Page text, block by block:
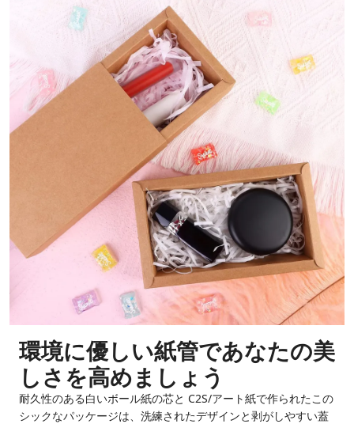
環境に優しい紙管であなたの美
しさを高めましょう
耐久性のある白いボール紙の芯と C2S/アート紙で作られたこの
シックなパッケージは、洗練されたデザインと剥がしやすい蓋